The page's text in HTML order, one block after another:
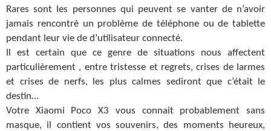
Rares sont les personnes qui peuvent se vanter de n’avoir
jamais rencontré un problème de téléphone ou de tablette
pendant leur vie de d’utilisateur connecté.
Il est certain que ce genre de situations nous affectent
particulièrement , entre tristesse et regrets, crises de larmes
et crises de nerfs, les plus calmes sediront que c’était le
destin…
Votre Xiaomi Poco X3 vous connait probablement sans
masque, il contient vos souvenirs, des moments heureux,